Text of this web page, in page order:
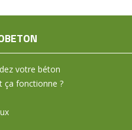
votre béton
ça fonctionne ?